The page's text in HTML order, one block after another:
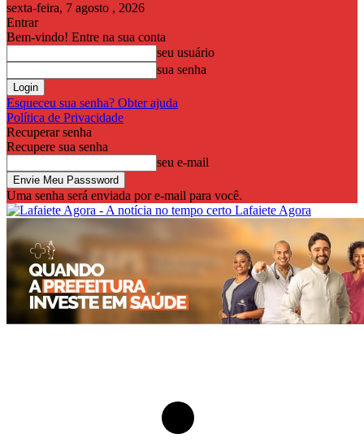
sexta-feira, 7 agosto , 2026
Entrar
Bem-vindo! Entre na sua conta
seu usuário
sua senha
Esqueceu sua senha? Obter ajuda
Política de Privacidade
Recuperar senha
Recupere sua senha
seu e-mail
Uma senha será enviada por e-mail para você.
Lafaiete Agora